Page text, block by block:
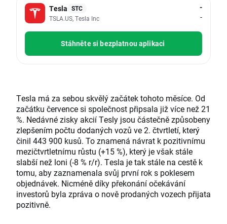
Tesla STC
TSLA.US, Tesla Inc
-
-
Stáhněte si bezplatnou aplikaci
Tesla má za sebou skvělý začátek tohoto měsíce. Od
začátku července si společnost připsala již více než 21
%. Nedávné zisky akcií Tesly jsou částečně způsobeny
zlepšením počtu dodaných vozů ve 2. čtvrtletí, který
činil 443 900 kusů. To znamená návrat k pozitivnímu
mezičtvrtletnímu růstu (+15 %), který je však stále
slabší než loni (-8 % r/r). Tesla je tak stále na cestě k
tomu, aby zaznamenala svůj první rok s poklesem
objednávek. Nicméně díky překonání očekávání
investorů byla zpráva o nově prodaných vozech přijata
pozitivně.